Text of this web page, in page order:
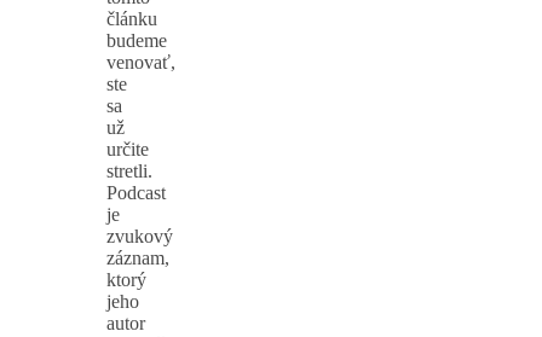
článku
budeme
venovať,
ste
sa
už
určite
stretli.
Podcast
je
zvukový
záznam,
ktorý
jeho
autor